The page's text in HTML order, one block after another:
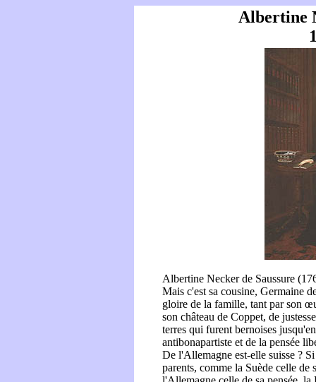
Albertine
Albertine Necker de Saussure
Mais c'est sa cousine, Germaine
gloire de la famille, tant par son
son château de Coppet, de
terres qui furent bernoises
antibonapartiste et de la pensée
De l'Allemagne est-elle suisse ?
parents, comme la Suède celle